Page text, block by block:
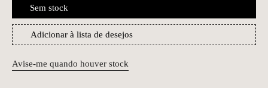
Sem stock
Adicionar à lista de desejos
Avise-me quando houver stock